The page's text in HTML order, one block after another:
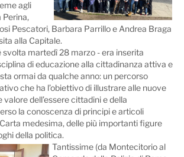
agli
Perina,
Pescatori, Barbara Parrillo e Andrea Braga
alla Capitale.
svolta martedì 28 marzo - era inserita
di educazione alla cittadinanza attiva e
ormai da qualche anno: un percorso
che ha l’obiettivo di illustrare alle nuove
valore dell’essere cittadini e della
la conoscenza di principi e articoli
medesima, delle più importanti figure
della politica.
Tantissime (da Montecitorio al